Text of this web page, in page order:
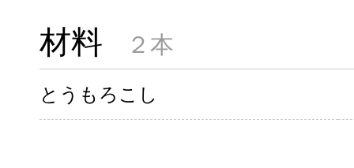
材料 ２本
とうもろこし